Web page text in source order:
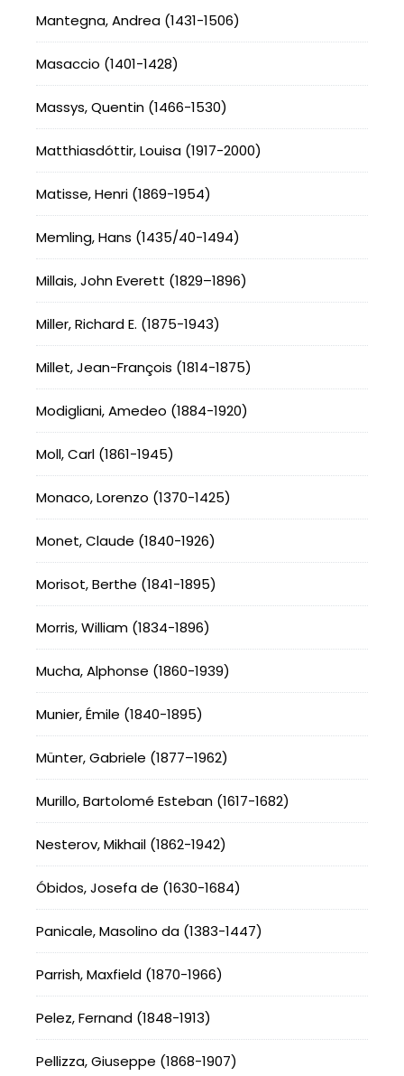
Mantegna, Andrea (1431-1506)
Masaccio (1401-1428)
Massys, Quentin (1466-1530)
Matthiasdóttir, Louisa (1917-2000)
Matisse, Henri (1869-1954)
Memling, Hans (1435/40-1494)
Millais, John Everett (1829–1896)
Miller, Richard E. (1875-1943)
Millet, Jean-François (1814-1875)
Modigliani, Amedeo (1884-1920)
Moll, Carl (1861-1945)
Monaco, Lorenzo (1370-1425)
Monet, Claude (1840-1926)
Morisot, Berthe (1841-1895)
Morris, William (1834-1896)
Mucha, Alphonse (1860-1939)
Munier, Émile (1840-1895)
Münter, Gabriele (1877–1962)
Murillo, Bartolomé Esteban (1617-1682)
Nesterov, Mikhail (1862-1942)
Óbidos, Josefa de (1630-1684)
Panicale, Masolino da (1383-1447)
Parrish, Maxfield (1870-1966)
Pelez, Fernand (1848-1913)
Pellizza, Giuseppe (1868-1907)